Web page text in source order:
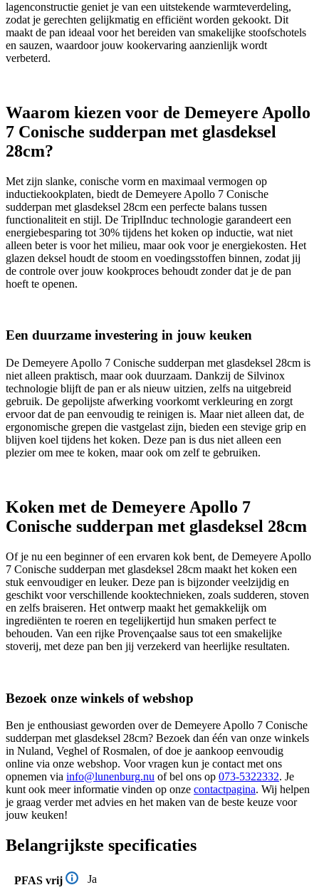
lagenconstructie geniet je van een uitstekende warmteverdeling,
zodat je gerechten gelijkmatig en efficiënt worden gekookt. Dit
maakt de pan ideaal voor het bereiden van smakelijke stoofschotels
en sauzen, waardoor jouw kookervaring aanzienlijk wordt
verbeterd.
Waarom kiezen voor de Demeyere Apollo
7 Conische sudderpan met glasdeksel
28cm?
Met zijn slanke, conische vorm en maximaal vermogen op
inductiekookplaten, biedt de Demeyere Apollo 7 Conische
sudderpan met glasdeksel 28cm een perfecte balans tussen
functionaliteit en stijl. De TriplInduc technologie garandeert een
energiebesparing tot 30% tijdens het koken op inductie, wat niet
alleen beter is voor het milieu, maar ook voor je energiekosten. Het
glazen deksel houdt de stoom en voedingsstoffen binnen, zodat jij
de controle over jouw kookproces behoudt zonder dat je de pan
hoeft te openen.
Een duurzame investering in jouw keuken
De Demeyere Apollo 7 Conische sudderpan met glasdeksel 28cm is
niet alleen praktisch, maar ook duurzaam. Dankzij de Silvinox
technologie blijft de pan er als nieuw uitzien, zelfs na uitgebreid
gebruik. De gepolijste afwerking voorkomt verkleuring en zorgt
ervoor dat de pan eenvoudig te reinigen is. Maar niet alleen dat, de
ergonomische grepen die vastgelast zijn, bieden een stevige grip en
blijven koel tijdens het koken. Deze pan is dus niet alleen een
plezier om mee te koken, maar ook om zelf te gebruiken.
Koken met de Demeyere Apollo 7
Conische sudderpan met glasdeksel 28cm
Of je nu een beginner of een ervaren kok bent, de Demeyere Apollo
7 Conische sudderpan met glasdeksel 28cm maakt het koken een
stuk eenvoudiger en leuker. Deze pan is bijzonder veelzijdig en
geschikt voor verschillende kooktechnieken, zoals sudderen, stoven
en zelfs braiseren. Het ontwerp maakt het gemakkelijk om
ingrediënten te roeren en tegelijkertijd hun smaken perfect te
behouden. Van een rijke Provençaalse saus tot een smakelijke
stoverij, met deze pan ben jij verzekerd van heerlijke resultaten.
Bezoek onze winkels of webshop
Ben je enthousiast geworden over de Demeyere Apollo 7 Conische
sudderpan met glasdeksel 28cm? Bezoek dan één van onze winkels
in Nuland, Veghel of Rosmalen, of doe je aankoop eenvoudig
online via onze webshop. Voor vragen kun je contact met ons
opnemen via info@lunenburg.nu of bel ons op 073-5322332. Je
kunt ook meer informatie vinden op onze contactpagina. Wij helpen
je graag verder met advies en het maken van de beste keuze voor
jouw keuken!
Belangrijkste specificaties
PFAS vrij
Ja